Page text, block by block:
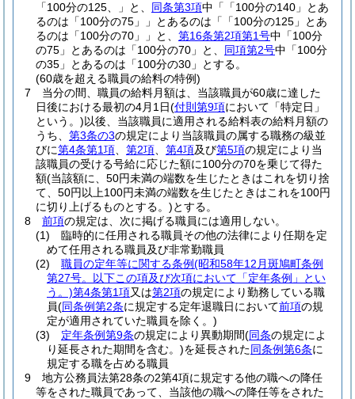
「100分の125、」と、 同条第3項中「「100分の140」とあ
るのは「100分の75」」とあるのは「「100分の125」とあ
るのは「100分の70」」と、 第16条第2項第1号中「100分
の75」とあるのは「100分の70」と、 同項第2号中「100分
の35」とあるのは「100分の30」とする。
(60歳を超える職員の給料の特例)
7
当分の間、職員の給料月額は、当該職員が60歳に達した
日後における最初の4月1日(付則第9項において「特定日」
という。)以後、当該職員に適用される給料表の給料月額の
うち、 第3条の3の規定により当該職員の属する職務の級並
びに第4条第1項 第2項 第4項及び第5項の規定により当
該職員の受ける号給に応じた額に100分の70を乗じて得た
額(当該額に、50円未満の端数を生じたときはこれを切り捨
て、50円以上100円未満の端数を生じたときはこれを100円
に切り上げるものとする。)とする。
8
前項の規定は、次に掲げる職員には適用しない。
(1)
臨時的に任用される職員その他の法律により任期を定
めて任用される職員及び非常勤職員
(2)
職員の定年等に関する条例(昭和58年12月斑鳩町条例
第27号。以下この項及び次項において「定年条例」とい
う。)第4条第1項又は第2項の規定により勤務している職
員(同条例第2条に規定する定年退職日において前項の規
定が適用されていた職員を除く。)
(3)
定年条例第9条の規定により異動期間(同条の規定によ
り延長された期間を含む。)を延長された同条例第6条に
規定する職を占める職員
9
地方公務員法第28条の2第4項に規定する他の職への降任
等をされた職員であって、当該他の職への降任等をされた